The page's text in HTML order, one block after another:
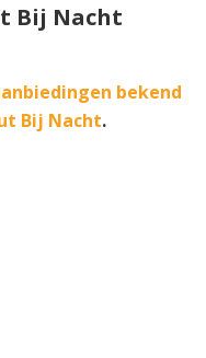
Bij Nacht
bekend
Bij Nacht.